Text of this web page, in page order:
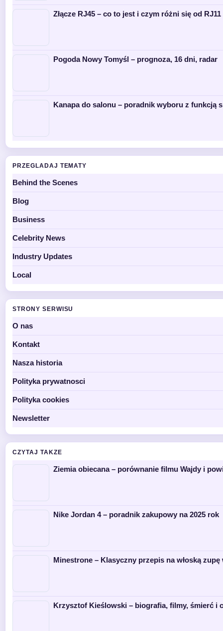
Złącze RJ45 – co to jest i czym różni się od
Pogoda Nowy Tomyśl – prognoza, 16 dni, radar
Kanapa do salonu – poradnik wyboru z funkcją
PRZEGLADAJ TEMATY
Behind the Scenes
Blog
Business
Celebrity News
Industry Updates
Local
STRONY SERWISU
O nas
Kontakt
Nasza historia
Polityka prywatnosci
Polityka cookies
Newsletter
CZYTAJ TAKZE
Ziemia obiecana – porównanie filmu Wajdy i
Nike Jordan 4 – poradnik zakupowy na 2025 rok
Minestrone – Klasyczny przepis na włoską zupę
Krzysztof Kieślowski – biografia, filmy, śmierć i